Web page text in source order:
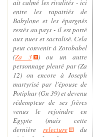
ait calmé les rivalités - ici
entre les rapatriés de
Babylone et les épargnés
restés au pays - il est porté
aux nues et sacralisé. Cela
peut convenir à Zorobabel
(Za 3
) ou un autre
personnage pleuré par (Za
12) ou encore à Joseph
martyrisé par l'épouse de
Potiphar (Gn 39) et devenu
rédempteur de ses frères
venus le rejoindre en
Egypte (mais cette
dernière relecture
du